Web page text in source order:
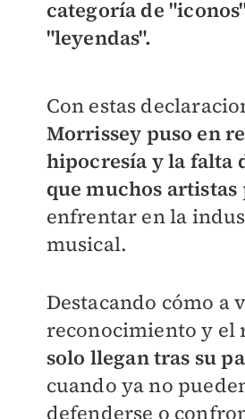
categoría de
"leyendas".
Con estas
Morrissey puso en
hipocresía y la falta
que muchos artistas
enfrentar en la
musical.
Destacando cómo a
reconocimiento y el
solo llegan tras su
cuando ya no
defenderse o